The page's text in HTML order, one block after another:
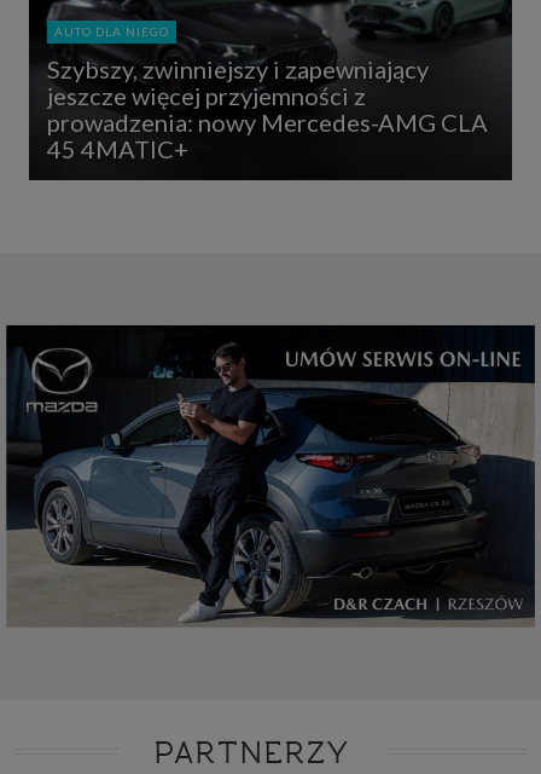
AUTO DLA NIEGO
Szybszy, zwinniejszy i zapewniający
jeszcze więcej przyjemności z
prowadzenia: nowy Mercedes-AMG CLA
45 4MATIC+
PARTNERZY